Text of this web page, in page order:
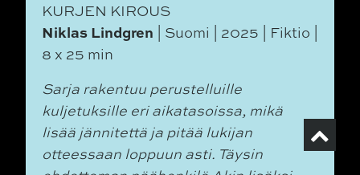
KURJEN KIROUS
Niklas Lindgren | Suomi | 2025 | Fiktio |
8 x 25 min
Sarja rakentuu perustelluille
kuljetuksille eri aikatasoissa, mikä
lisää jännitettä ja pitää lukijan
otteessaan loppuun asti. Täysin